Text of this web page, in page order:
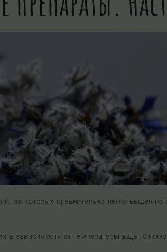
из которых сравнительно легко
в зависимости от температуры воды, с